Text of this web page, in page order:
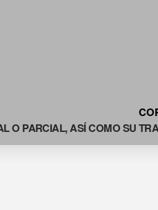
O PARCIAL, ASÍ COMO SU